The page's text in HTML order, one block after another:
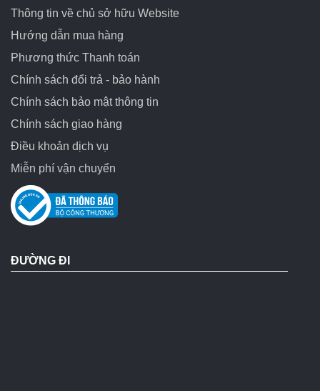
Thông tin về chủ sở hữu Website
Hướng dẫn mua hàng
Phương thức Thanh toán
Chính sách đổi trả - bảo hành
Chính sách bảo mật thông tin
Chính sách giao hàng
Điều khoản dịch vụ
Miễn phí vận chuyển
ĐƯỜNG ĐI